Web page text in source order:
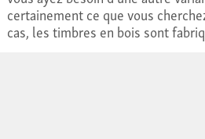
certainement ce que vous
cas, les timbres en bois sont